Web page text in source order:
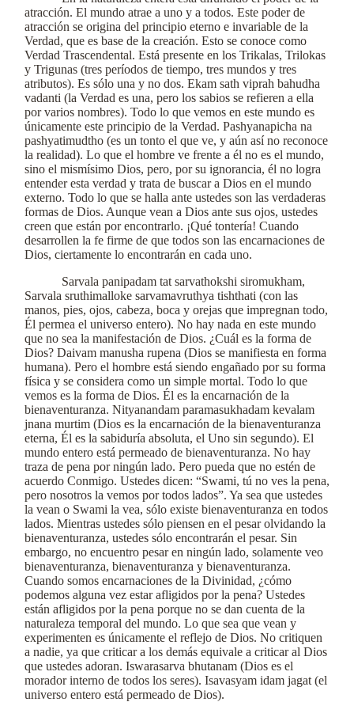
atracción. El mundo atrae a uno y a todos. Este poder de
atracción se origina del principio eterno e invariable de la
Verdad, que es base de la creación. Esto se conoce como
Verdad Trascendental. Está presente en los Trikalas, Trilokas
y Trigunas (tres períodos de tiempo, tres mundos y tres
atributos). Es sólo una y no dos. Ekam sath viprah bahudha
vadanti (la Verdad es una, pero los sabios se refieren a ella
por varios nombres). Todo lo que vemos en este mundo es
únicamente este principio de la Verdad. Pashyanapicha na
pashyatimudtho (es un tonto el que ve, y aún así no reconoce
la realidad). Lo que el hombre ve frente a él no es el mundo,
sino el mismísimo Dios, pero, por su ignorancia, él no logra
entender esta verdad y trata de buscar a Dios en el mundo
externo. Todo lo que se halla ante ustedes son las verdaderas
formas de Dios. Aunque vean a Dios ante sus ojos, ustedes
creen que están por encontrarlo. ¡Qué tontería! Cuando
desarrollen la fe firme de que todos son las encarnaciones de
Dios, ciertamente lo encontrarán en cada uno.
Sarvala panipadam tat sarvathokshi siromukham,
Sarvala sruthimalloke sarvamavruthya tishthati (con las
manos, pies, ojos, cabeza, boca y orejas que impregnan todo,
Él permea el universo entero). No hay nada en este mundo
que no sea la manifestación de Dios. ¿Cuál es la forma de
Dios? Daivam manusha rupena (Dios se manifiesta en forma
humana). Pero el hombre está siendo engañado por su forma
física y se considera como un simple mortal. Todo lo que
vemos es la forma de Dios. Él es la encarnación de la
bienaventuranza. Nityanandam paramasukhadam kevalam
jnana murtim (Dios es la encarnación de la bienaventuranza
eterna, Él es la sabiduría absoluta, el Uno sin segundo). El
mundo entero está permeado de bienaventuranza. No hay
traza de pena por ningún lado. Pero pueda que no estén de
acuerdo Conmigo. Ustedes dicen: “Swami, tú no ves la pena,
pero nosotros la vemos por todos lados”. Ya sea que ustedes
la vean o Swami la vea, sólo existe bienaventuranza en todos
lados. Mientras ustedes sólo piensen en el pesar olvidando la
bienaventuranza, ustedes sólo encontrarán el pesar. Sin
embargo, no encuentro pesar en ningún lado, solamente veo
bienaventuranza, bienaventuranza y bienaventuranza.
Cuando somos encarnaciones de la Divinidad, ¿cómo
podemos alguna vez estar afligidos por la pena? Ustedes
están afligidos por la pena porque no se dan cuenta de la
naturaleza temporal del mundo. Lo que sea que vean y
experimenten es únicamente el reflejo de Dios. No critiquen
a nadie, ya que criticar a los demás equivale a criticar al Dios
que ustedes adoran. Iswarasarva bhutanam (Dios es el
morador interno de todos los seres). Isavasyam idam jagat (el
universo entero está permeado de Dios).